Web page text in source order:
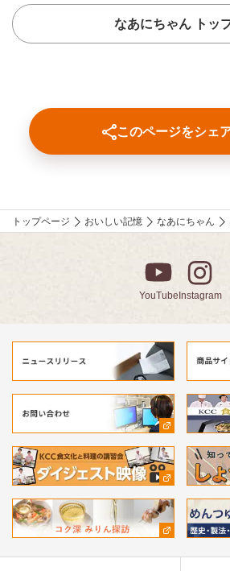
なあにちゃん トッ
このページをシェ
トップページ おいしい記憶 なあにちゃん
YouTubeInstagram